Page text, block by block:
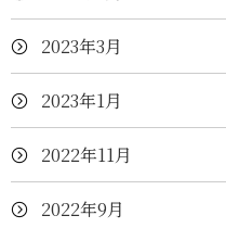
2023年3月
2023年1月
2022年11月
2022年9月